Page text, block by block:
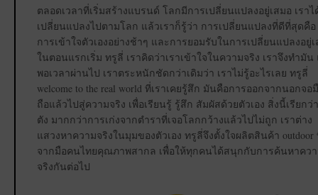
ตลอดเวลาที่เริ่มสร้างแบรนด์ โลกมีการเปลี่ยนแปลงอยู่เสมอ เราไ
เปลี่ยนแปลงไปตามโลก แล้วเราก็รู้ว่า การเปลี่ยนแปลงที่ดีที่สุดคือ
การเข้าใจตัวเองอย่างช้าๆ และการยอมรับในการเปลี่ยนแปลงอยู่
ในตอนแรกเริ่ม ทรูลี่ เราคิดว่าเราเข้าใจในความจริง เราจึงทำมัน
พอเวลาผ่านไป เราตระหนักชัดกว่าเดิมว่า เราไม่รู้อะไรเลย ทรูลี่
welcome to the real world ที่เราเคยรู้สึก มันคือการออกจากนอกจอ
ถือแล้วไปสู่ความจริง เพื่อเรียนรู้ รู้สึก สัมผัสด้วยตัวเอง สิ่งนี้เรียกว่
ตัง มากกว่าการเก่งจากตำราที่เจอโลกกว้างแล้วไปไม่ถูก เราต่าง
แสวงหาความจริงในมุมของตัวเอง ทรูลี่จึงตั้งใจผลิตสินค้า outdoor
จากมือคนไทยคุณภาพสากล เพื่อให้ทุกคนได้สนุกกับการค้นหาคว
จริงกันต่อไป